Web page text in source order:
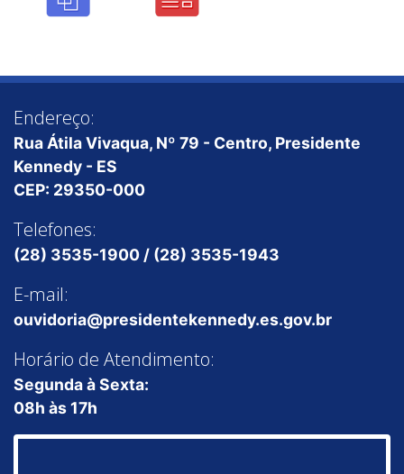
Endereço:
Rua Átila Vivaqua, Nº 79 - Centro, Presidente
Kennedy - ES
CEP: 29350-000
Telefones:
(28) 3535-1900 / (28) 3535-1943
E-mail:
ouvidoria@presidentekennedy.es.gov.br
Horário de Atendimento:
Segunda à Sexta:
08h às 17h